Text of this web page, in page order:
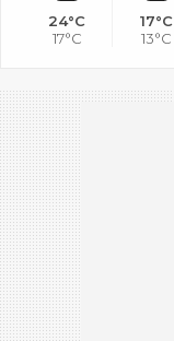
24°C
17°C
17°C
13°C